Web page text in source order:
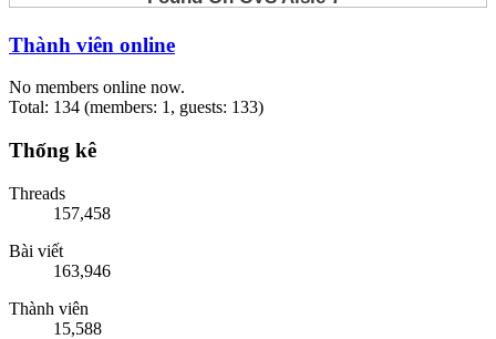
Thành viên online
No members online now.
Total: 134 (members: 1, guests: 133)
Thống kê
Threads
157,458
Bài viết
163,946
Thành viên
15,588